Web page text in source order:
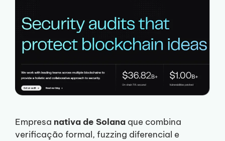
Empresa nativa de Solana que combina
verificação formal, fuzzing diferencial e